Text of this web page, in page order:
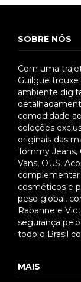
SOBRE NÓS
Com uma
Guilgue trouxe
ambiente
comodidade
coleções
originais das
Tommy Jeans,
Vans, OUS,
cosméticos e
peso global,
Rabanne e
segurança
todo o Brasil
MAIS